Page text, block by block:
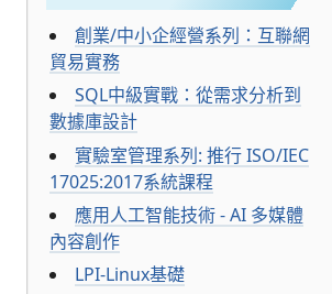
創業/中小企經營系列：互聯網
貿易實務
SQL中級實戰：從需求分析到
數據庫設計
實驗室管理系列: 推行 ISO/IEC
17025:2017系統課程
應用人工智能技術 - AI 多媒體
內容創作
LPI-Linux基礎